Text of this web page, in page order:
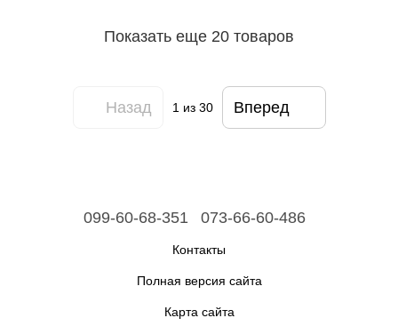
Показать еще 20 товаров
Назад 1из 30 Вперед
099-60-68-351 073-66-60-486
Контакты
Полная версия сайта
Карта сайта